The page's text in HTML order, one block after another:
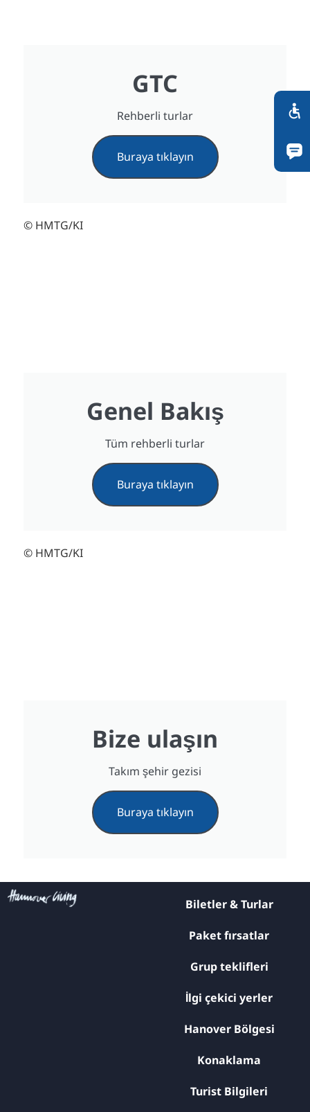
GTC
Rehberli turlar
Buraya tıklayın
© HMTG/KI
Genel Bakış
Tüm rehberli turlar
Buraya tıklayın
© HMTG/KI
Bize ulaşın
Takım şehir gezisi
Buraya tıklayın
Biletler & Turlar
Paket fırsatlar
Grup teklifleri
İlgi çekici yerler
Hanover Bölgesi
Konaklama
Turist Bilgileri